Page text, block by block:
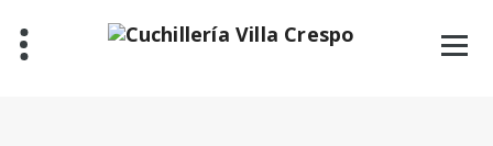
contenido